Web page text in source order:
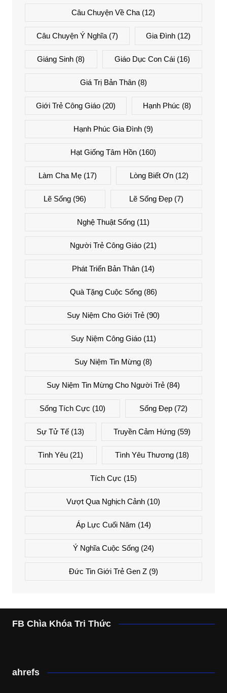
Câu Chuyện Về Cha (12)
Câu Chuyện Ý Nghĩa(7) Gia Đình (12)
Giáng Sinh (8) Giáo Dục Con Cái(16)
Giá Trị Bản Thân(8)
Giới Trẻ Công Giáo(20) Hạnh Phúc (8)
Hạnh Phúc Gia Đình (9)
Hạt Giống Tâm Hồn (160)
Làm Cha Mẹ (17) Lòng Biết Ơn(12)
Lẽ Sống (96) Lẽ Sống Đẹp(7)
Nghệ Thuật Sống (11)
Người Trẻ Công Giáo (21)
Phát Triển Bản Thân (14)
Quà Tặng Cuộc Sống(86)
Suy Niệm Cho Giới Trẻ (90)
Suy Niệm Công Giáo(11)
Suy Niệm Tin Mừng (8)
Suy Niệm Tin Mừng Cho Người Trẻ (84)
Sống Tích Cực (10) Sống Đẹp (72)
Sự Tử Tế (13) Truyền Cảm Hứng(59)
Tình Yêu (21) Tình Yêu Thương(18)
Tích Cực (15)
Vượt Qua Nghịch Cảnh (10)
Áp Lực Cuối Năm (14)
Ý Nghĩa Cuộc Sống(24)
Đức Tin Giới Trẻ Gen Z(9)
FB Chìa Khóa Tri Thức
ahrefs